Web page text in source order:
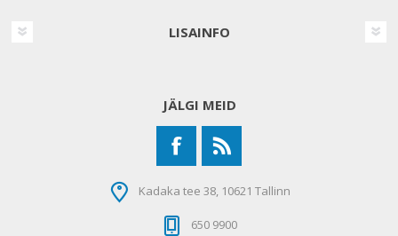
LISAINFO
JÄLGI MEID
Kadaka tee 38, 10621 Tallinn
650 9900